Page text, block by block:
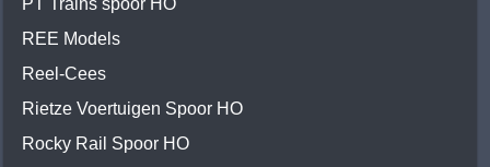
REE Models
Reel-Cees
Rietze Voertuigen Spoor HO
Rocky Rail Spoor HO